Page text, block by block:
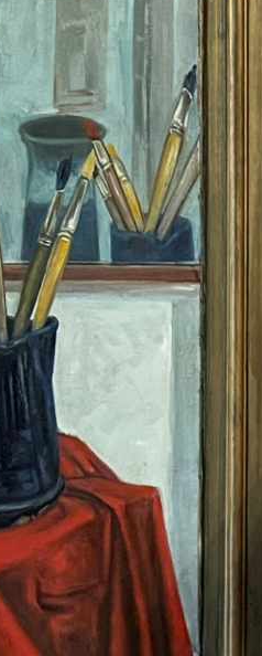
SEARCH AND PRESS ENTER